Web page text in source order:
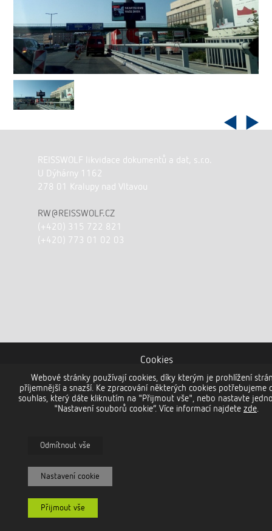
REISSWOLF likvidace dokumentů a dat, s.r.o.
U Dýhárny 1162
278 01 Kralupy nad Vltavou
RW@REISSWOLF.CZ
(+420) 315 722 821
(+420) 773 01 02 03
Cookies
Webové stránky používají cookies, díky kterým je prohlížení
příjemnější a snazší. Ke zpracování některých cookies potřebujeme
souhlas, který dáte kliknutím na "Přijmout vše", nebo nastavte
"Nastavení souborů cookie“. Více informací najdete zde.
Odmítnout vše
Nastavení cookie
Přijmout vše